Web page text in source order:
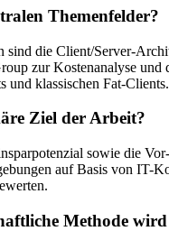
Themenfelder?
sind die Client/Server-
zur Kostenanalyse und
und klassischen Fat-Clients.
Ziel der Arbeit?
sowie die
auf Basis von IT-
Methode